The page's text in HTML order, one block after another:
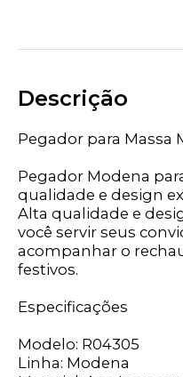
Descrição
Pegador para Massa
Pegador Modena
qualidade e design
Alta qualidade e
você servir seus
acompanhar o
festivos.
Especificações
Modelo: R04305
Linha: Modena